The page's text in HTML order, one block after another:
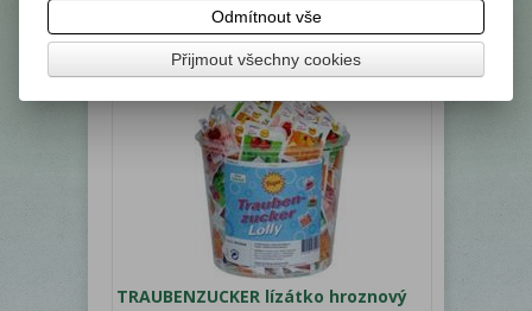
Vaše cena s DPH:
Přidat do košíku
ks
TRAUBENZUCKER lízátko hroznový
Odmítnout vše
Přijmout všechny cookies